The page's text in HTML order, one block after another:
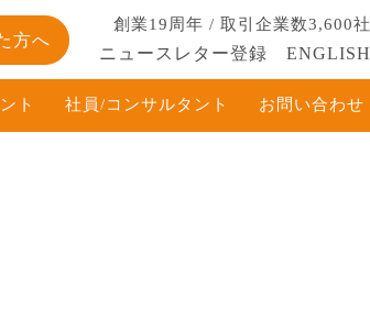
方へ
創業19周年 / 取引企業数3,600社
ニュースレター登録 ENGLISH
ト 社員/コンサルタント お問い合わせ